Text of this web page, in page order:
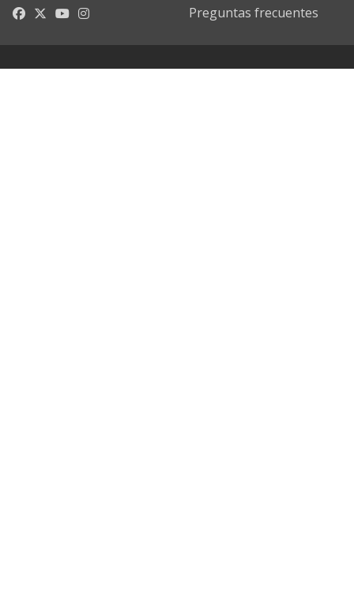
Preguntas frecuentes